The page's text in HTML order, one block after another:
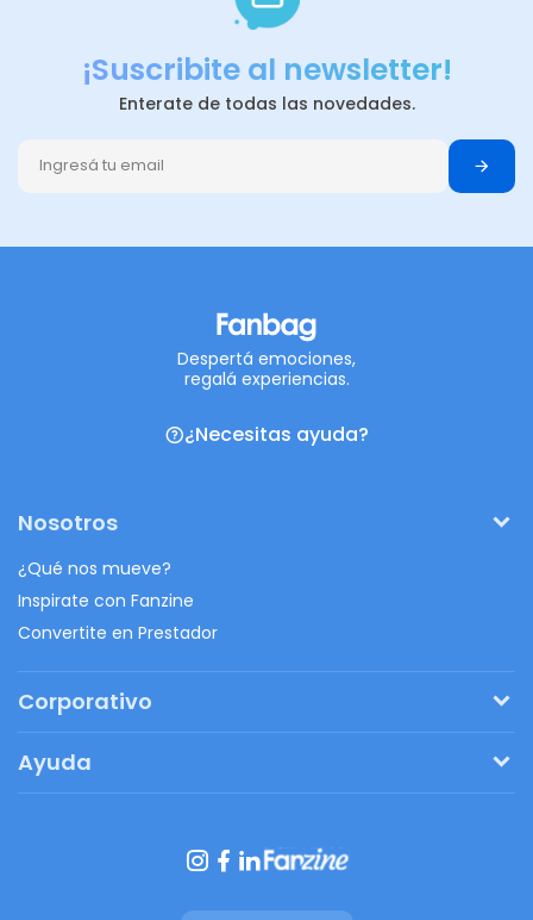
¡Suscribite al newsletter!
Enterate de todas las novedades.
Despertá emociones,
regalá experiencias.
¿Necesitas ayuda?
Nosotros
¿Qué nos mueve?
Inspirate con Fanzine
Convertite en Prestador
Corporativo
Regalos originales
Ayuda
Botón de arrepentimiento